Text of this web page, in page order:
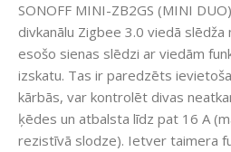
SONOFF MINI-ZB2GS (MINI
divkanālu Zigbee 3.0 viedā
esošo sienas slēdzi ar viedām
izskatu. Tas ir paredzēts
kārbās, var kontrolēt divas
ķēdes un atbalsta līdz pat 16 A
rezistīvā slodze). Ietver taimera